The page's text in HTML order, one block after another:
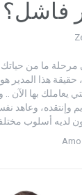
فاشل؟
ما من حياتك
هذا المدير هو
يعاملك بها الآن
وعاهد
لديه أسلوب مختلف